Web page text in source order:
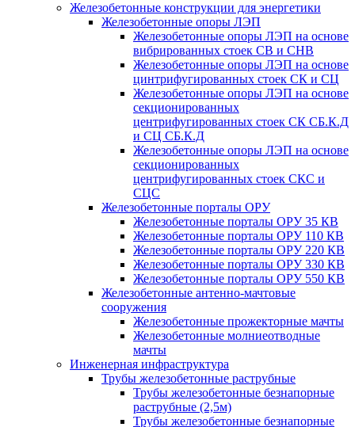
Железобетонные конструкции для энергетики
Железобетонные опоры ЛЭП
Железобетонные опоры ЛЭП на основе
вибрированных стоек СВ и СНВ
Железобетонные опоры ЛЭП на основе
цинтрифугированных стоек СК и СЦ
Железобетонные опоры ЛЭП на основе
секционированных
центрифугированных стоек СК СБ.К.Д
и СЦ СБ.К.Д
Железобетонные опоры ЛЭП на основе
секционированных
центрифугированных стоек СКС и
СЦС
Железобетонные порталы ОРУ
Железобетонные порталы ОРУ 35 КВ
Железобетонные порталы ОРУ 110 КВ
Железобетонные порталы ОРУ 220 КВ
Железобетонные порталы ОРУ 330 КВ
Железобетонные порталы ОРУ 550 КВ
Железобетонные антенно-мачтовые
сооружения
Железобетонные прожекторные мачты
Железобетонные молниеотводные
мачты
Инженерная инфраструктура
Трубы железобетонные раструбные
Трубы железобетонные безнапорные
раструбные (2,5м)
Трубы железобетонные безнапорные